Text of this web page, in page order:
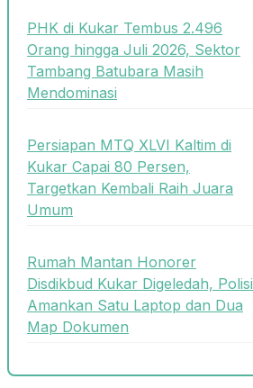
PHK di Kukar Tembus 2.496
Orang hingga Juli 2026, Sektor
Tambang Batubara Masih
Mendominasi
Persiapan MTQ XLVI Kaltim di
Kukar Capai 80 Persen,
Targetkan Kembali Raih Juara
Umum
Rumah Mantan Honorer
Disdikbud Kukar Digeledah, Polisi
Amankan Satu Laptop dan Dua
Map Dokumen